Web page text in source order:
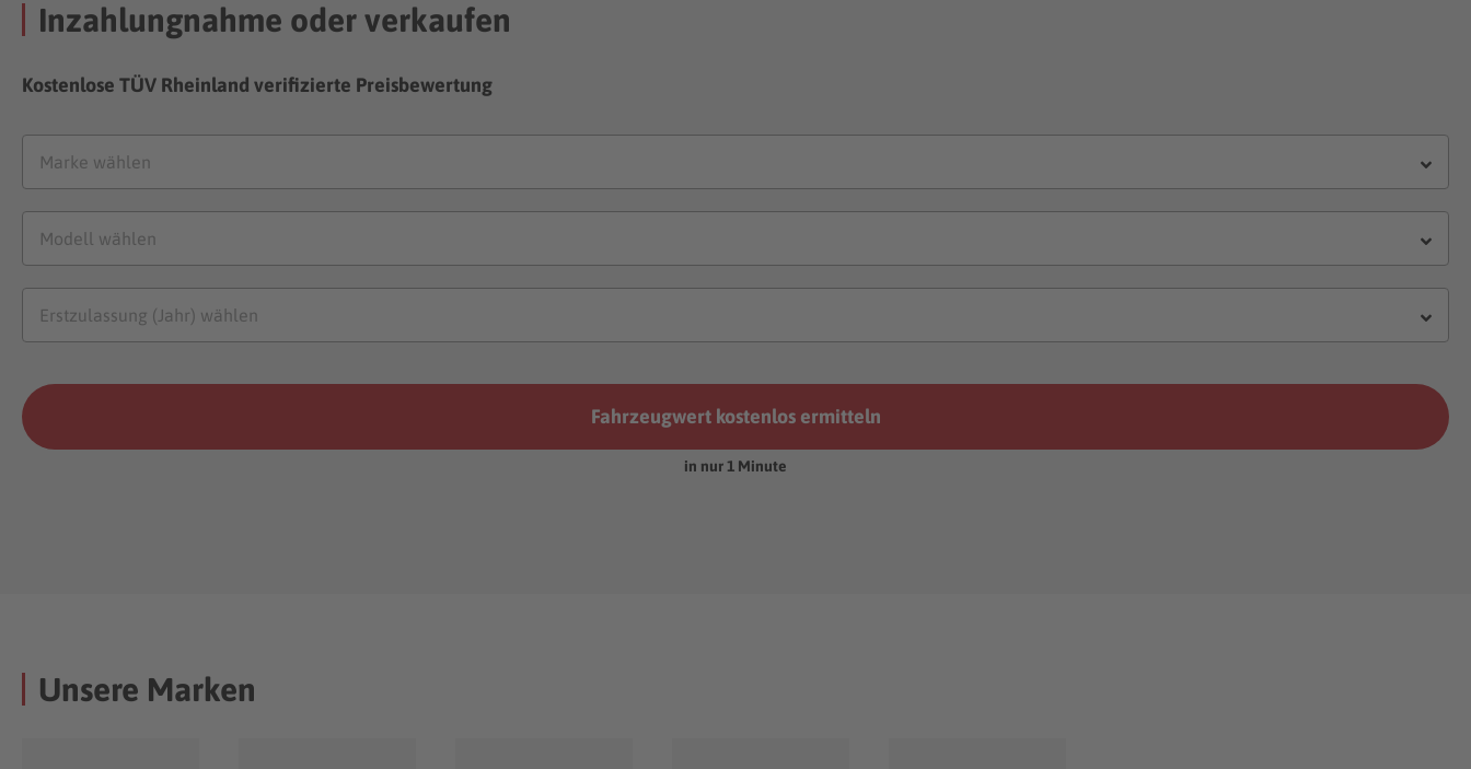
Inzahlungnahme oder verkaufen
Kostenlose TÜV Rheinland verifizierte Preisbewertung
Fahrzeugwert kostenlos ermitteln
in nur 1 Minute
Unsere Marken